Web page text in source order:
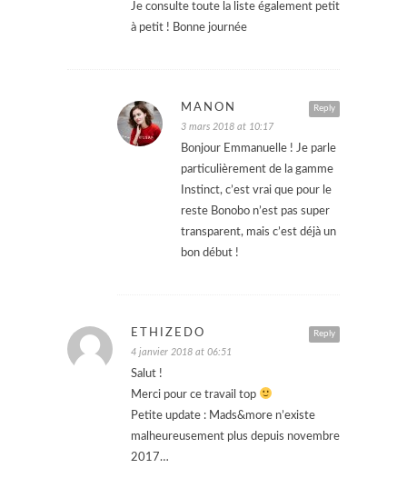
Je consulte toute la liste également petit
à petit ! Bonne journée
Reply
MANON
3 mars 2018 at 10:17
Bonjour Emmanuelle ! Je parle
particulièrement de la gamme
Instinct, c’est vrai que pour le
reste Bonobo n’est pas super
transparent, mais c’est déjà un
bon début !
Reply
ETHIZEDO
4 janvier 2018 at 06:51
Salut !
Merci pour ce travail top
Petite update : Mads&more n’existe
malheureusement plus depuis novembre
2017…